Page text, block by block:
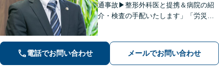
通事故▶︎整形外科医と提携＆病院の紹
介・検査の手配いたします」「労災の
ます。法律問題だけではないトータル
サポートを目指します【セカンドオピ
電話でお問い合わせ メールでお問い合わせ